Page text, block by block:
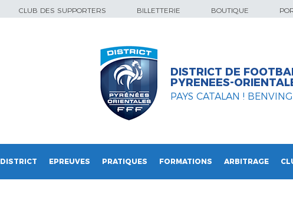
CLUB DES SUPPORTERS BILLETTERIE BOUTIQUE
DISTRICT DE
PYRENEES-
PAYS CATALAN !
DISTRICT EPREUVES PRATIQUES FORMATIONS ARBITRAGE